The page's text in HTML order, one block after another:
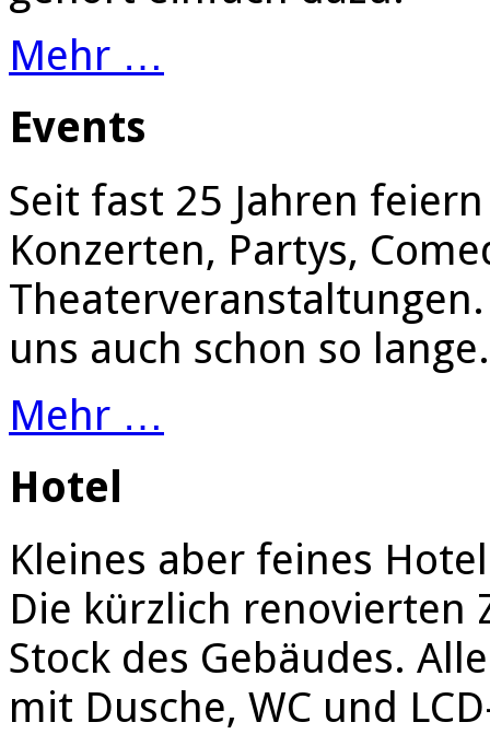
Mehr …
Events
Seit fast 25 Jahren
Konzerten, Partys,
uns auch schon so lange.
Mehr …
Hotel
Kleines aber feines
Die kürzlich renovierten
Stock des Gebäudes.
mit Dusche, WC und